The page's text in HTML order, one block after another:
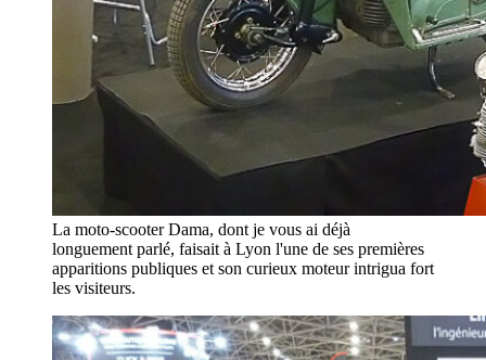
La moto-scooter Dama, dont je vous ai déjà
longuement parlé, faisait à Lyon l'une de ses premières
apparitions publiques et son curieux moteur intrigua fort
les visiteurs.